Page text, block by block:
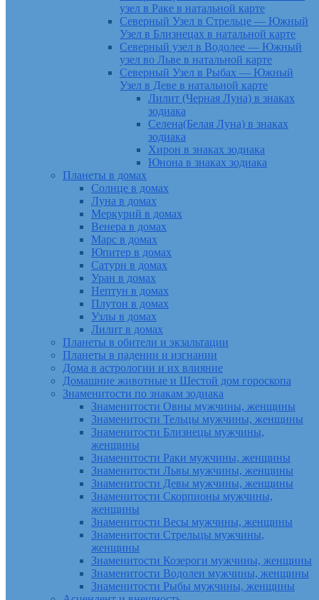
узел в Раке в натальной карте
Северный Узел в Стрельце — Южный
Узел в Близнецах в натальной карте
Северный узел в Водолее — Южный
узел во Льве в натальной карте
Северный Узел в Рыбах — Южный
Узел в Деве в натальной карте
Лилит (Черная Луна) в знаках
зодиака
Селена(Белая Луна) в знаках
зодиака
Хирон в знаках зодиака
Юнона в знаках зодиака
Планеты в домах
Солнце в домах
Луна в домах
Меркурий в домах
Венера в домах
Марс в домах
Юпитер в домах
Сатурн в домах
Уран в домах
Нептун в домах
Плутон в домах
Узлы в домах
Лилит в домах
Планеты в обители и экзальтации
Планеты в падении и изгнании
Дома в астрологии и их влияние
Домашние животные и Шестой дом гороскопа
Знаменитости по знакам зодиака
Знаменитости Овны мужчины, женщины
Знаменитости Тельцы мужчины, женщины
Знаменитости Близнецы мужчины,
женщины
Знаменитости Раки мужчины, женщины
Знаменитости Львы мужчины, женщины
Знаменитости Девы мужчины, женщины
Знаменитости Скорпионы мужчины,
женщины
Знаменитости Весы мужчины, женщины
Знаменитости Стрельцы мужчины,
женщины
Знаменитости Козероги мужчины, женщины
Знаменитости Водолеи мужчины, женщины
Знаменитости Рыбы мужчины, женщины